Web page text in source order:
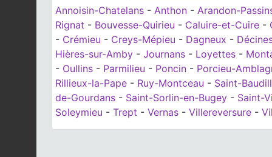
Annoisin-Chatelans - Anthon - Arandon-
Rignat - Bouvesse-Quirieu - Caluire-et-Cuire -
- Crémieu - Creys-Mépieu - Dagneux -
Hières-sur-Amby - Journans - Loyettes -
- Oullins - Parmilieu - Poncin - Porcieu-
Rillieux-la-Pape - Ruy-Montceau - Saint-
de-Gourdans - Saint-Sorlin-en-Bugey - Saint-
Soleymieu - Trept - Vernas - Villereversure -